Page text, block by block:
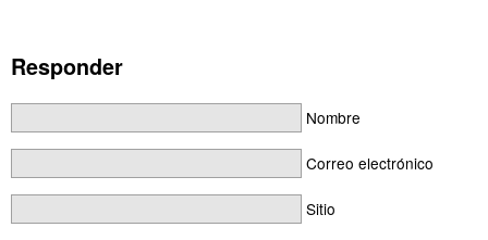
Responder
Nombre
Correo electrónico
Sitio